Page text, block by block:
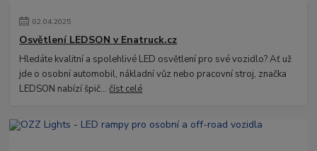
02.04.2025
Osvětlení LEDSON v Enatruck.cz
Hledáte kvalitní a spolehlivé LED osvětlení pro své vozidlo? Ať už
jde o osobní automobil, nákladní vůz nebo pracovní stroj, značka
LEDSON nabízí špič...číst celé